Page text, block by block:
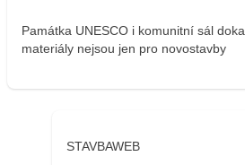
Památka UNESCO i komunitní sál
materiály nejsou jen pro novostavby
STAVBAWEB